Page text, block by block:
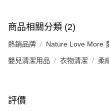
商品相關分類 (2)
熱銷品牌 Nature Love More
嬰兒清潔用品 衣物清潔 柔
評價